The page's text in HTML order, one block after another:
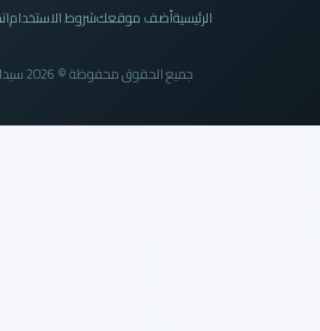
الرئيسيةأضف موقعكشروط الاستخداماتصل
جميع الحقوق محفوظة © 2026 سيداني دليل المواقع